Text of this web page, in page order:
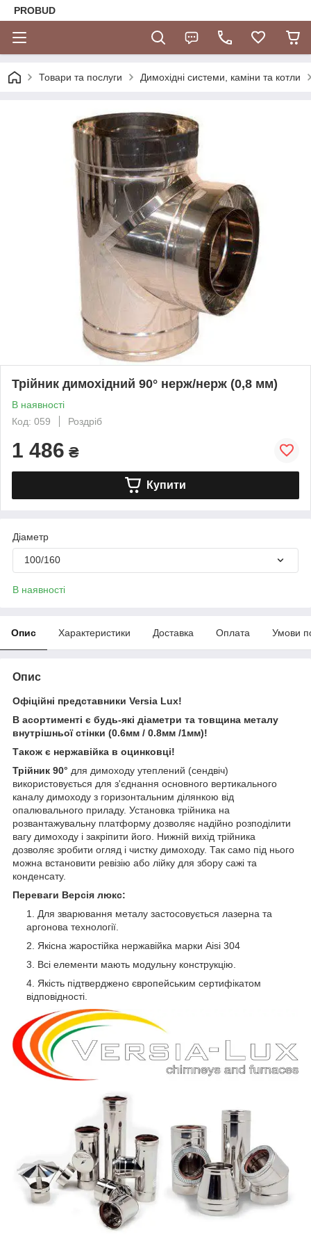
PROBUD
Товари та послуги Димохідні системи, каміни та котли
Трійник димохідний 90° нерж/нерж (0,8 мм)
В наявності
Код: 059
Роздріб
1 486 ₴
Купити
Діаметр
100/160
В наявності
Опис Характеристики Доставка Оплата Умови
Опис
Офіційні представники Versia Lux!
В асортименті є будь-які діаметри та товщина металу
внутрішньої стінки (0.6мм / 0.8мм /1мм)!
Також є нержавійка в оцинковці!
Трійник 90° для димоходу утеплений (сендвіч)
використовується для з'єднання основного вертикального
каналу димоходу з горизонтальним ділянкою від
опалювального приладу. Установка трійника на
розвантажувальну платформу дозволяє надійно розподілити
вагу димоходу і закріпити його. Нижній вихід трійника
дозволяє зробити огляд і чистку димоходу. Так само під нього
можна встановити ревізію або лійку для збору сажі та
конденсату.
Переваги Версія люкс:
Для зварювання металу застосовується лазерна та
аргонова технології.
Якісна жаростійка нержавійка марки Aisi 304
Всі елементи мають модульну конструкцію.
Якість підтверджено європейським сертифікатом
відповідності.